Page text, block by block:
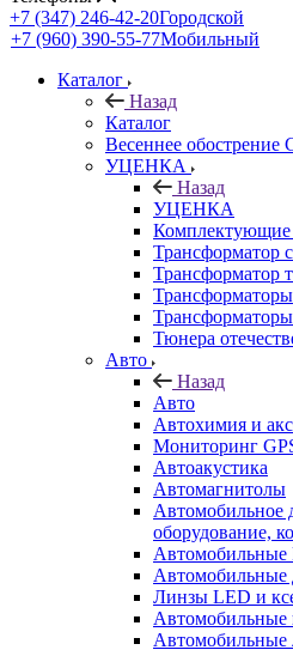
+7 (347) 246-42-20Городской
+7 (960) 390-55-77Мобильный
Каталог
Назад
Каталог
Весеннее обострение
УЦЕНКА
Назад
УЦЕНКА
Комплектующие
Трансформатор
Трансформатор
Трансформаторы
Тюнера
Авто
Назад
Авто
Автохимия и
Мониторинг
Автоакустика
Автомагнитолы
Автомобильное
оборудование,
Автомобильные
Автомобильные
Линзы LED и
Автомобильные
Автомобильные